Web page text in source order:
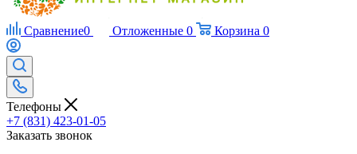
Сравнение0 Отложенные 0 Корзина 0
Телефоны
+7 (831) 423-01-05
Заказать звонок